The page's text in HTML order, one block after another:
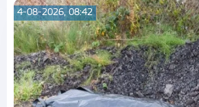
4-08-2026, 08:42